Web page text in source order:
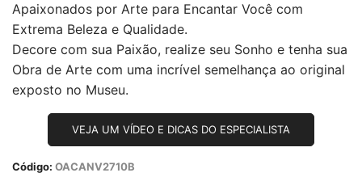
Apaixonados por Arte para Encantar Você com
Extrema Beleza e Qualidade.
Decore com sua Paixão, realize seu Sonho e tenha sua
Obra de Arte com uma incrível semelhança ao original
exposto no Museu.
VEJA UM VÍDEO E DICAS DO ESPECIALISTA
Código: OACANV2710B